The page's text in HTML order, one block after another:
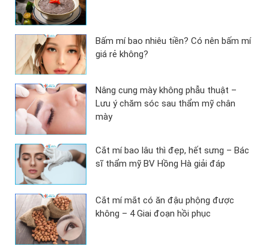
Bấm mí bao nhiêu tiền? Có nên bấm mí
giá rẻ không?
Nâng cung mày không phẫu thuật –
Lưu ý chăm sóc sau thẩm mỹ chân
mày
Cắt mí bao lâu thì đẹp, hết sưng – Bác
sĩ thẩm mỹ BV Hồng Hà giải đáp
Cắt mí mắt có ăn đậu phộng được
không – 4 Giai đoạn hồi phục